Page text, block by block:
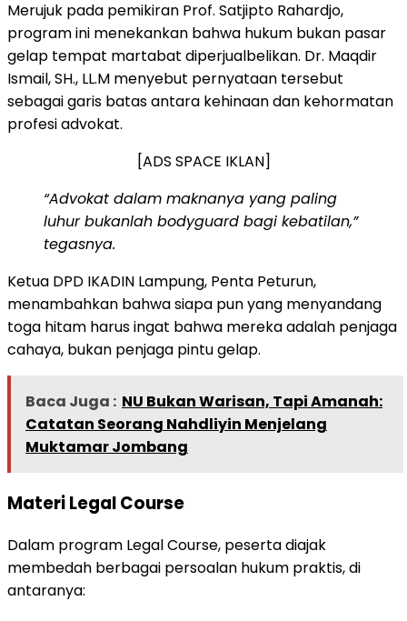
Merujuk pada pemikiran Prof. Satjipto Rahardjo,
program ini menekankan bahwa hukum bukan pasar
gelap tempat martabat diperjualbelikan. Dr. Maqdir
Ismail, SH., LL.M menyebut pernyataan tersebut
sebagai garis batas antara kehinaan dan kehormatan
profesi advokat.
[ADS SPACE IKLAN]
“Advokat dalam maknanya yang paling
luhur bukanlah bodyguard bagi kebatilan,”
tegasnya.
Ketua DPD IKADIN Lampung, Penta Peturun,
menambahkan bahwa siapa pun yang menyandang
toga hitam harus ingat bahwa mereka adalah penjaga
cahaya, bukan penjaga pintu gelap.
Baca Juga : NU Bukan Warisan, Tapi Amanah:
Catatan Seorang Nahdliyin Menjelang
Muktamar Jombang
Materi Legal Course
Dalam program Legal Course, peserta diajak
membedah berbagai persoalan hukum praktis, di
antaranya: